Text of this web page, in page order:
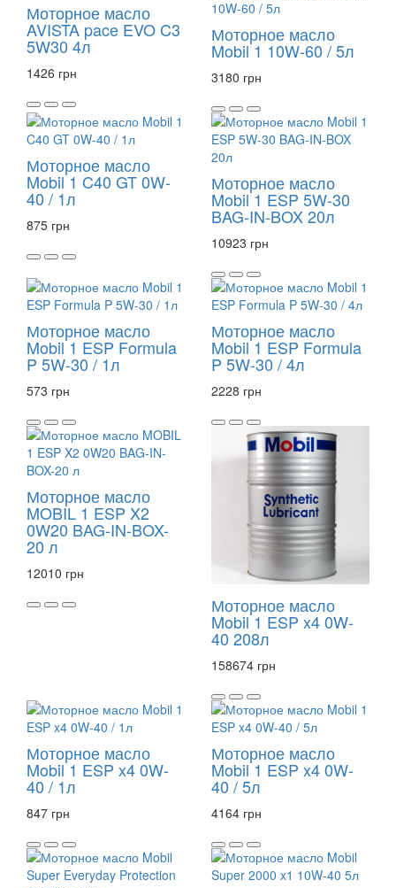
Моторное масло
AVISTA pace EVO C3
5W30 4л
1426 грн
Моторное масло
Mobil 1 10W-60 / 5л
3180 грн
Моторное масло
Mobil 1 C40 GT 0W-
40 / 1л
875 грн
Моторное масло
Mobil 1 ESP 5W-30
BAG-IN-BOX 20л
10923 грн
Моторное масло
Mobil 1 ESP Formula
P 5W-30 / 1л
573 грн
Моторное масло
Mobil 1 ESP Formula
P 5W-30 / 4л
2228 грн
Моторное масло
MOBIL 1 ESP X2
0W20 BAG-IN-BOX-
20 л
12010 грн
Моторное масло
Mobil 1 ESP x4 0W-
40 208л
158674 грн
Моторное масло
Mobil 1 ESP x4 0W-
40 / 1л
847 грн
Моторное масло
Mobil 1 ESP x4 0W-
40 / 5л
4164 грн